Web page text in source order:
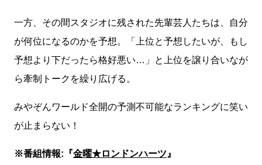
一方、その間スタジオに残された先輩芸人たちは、自分
が何位になるのかを予想。「上位と予想したいが、もし
予想より下だったら格好悪い…」と上位を譲り合いなが
ら牽制トークを繰り広げる。
みやぞんワールド全開の予測不可能なランキングに笑い
が止まらない！
※番組情報:『金曜★ロンドンハーツ 』